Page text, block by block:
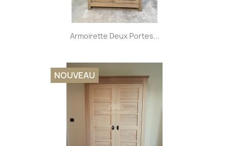
Armoirette Deux Portes...
NOUVEAU